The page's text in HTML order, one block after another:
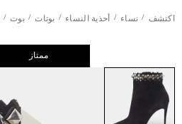
اكتشف / نساء / أحذية النساء / بوتات / بوت /
ممتاز